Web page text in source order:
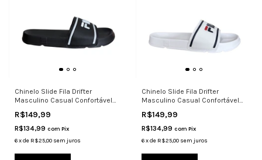
Chinelo Slide Fila Drifter
Masculino Casual Confortável
R$149,99
R$134,99 com Pix
6xde R$25,00 sem juros
Chinelo Slide Fila Drifter
Masculino Casual Confortável
R$149,99
R$134,99 com Pix
6 xde R$25,00 sem juros